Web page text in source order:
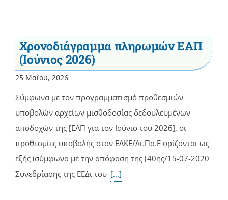
Χρονοδιάγραμμα πληρωμών ΕΑΠ
(Ιούνιος 2026)
25 Μαΐου, 2026
Σύμφωνα με τον προγραμματισμό προθεσμιών
υποβολών αρχείων μισθοδοσίας δεδουλευμένων
αποδοχών της [ΕΑΠ για τον Ιούνιο του 2026], οι
προθεσμίες υποβολής στον ΕΛΚΕ/Δι.Πα.Ε ορίζονται ως
εξής (σύμφωνα με την απόφαση της [40ης/15-07-2020
Συνεδρίασης της ΕΕΔι του [...]